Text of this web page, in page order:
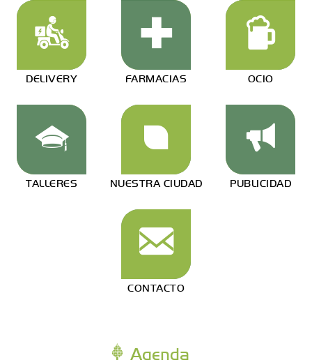
DELIVERY FARMACIAS OCIO
TALLERES NUESTRA CIUDAD PUBLICIDAD
CONTACTO
Agenda